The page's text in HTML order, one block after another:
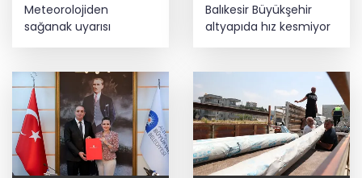
Meteorolojiden
sağanak uyarısı
Balıkesir Büyükşehir
altyapıda hız kesmiyor